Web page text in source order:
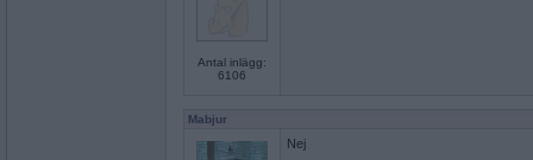
Antal inlägg:
6106
Mabjur
Nej